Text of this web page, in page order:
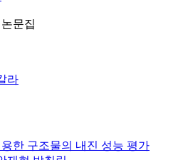
문집
라
한 구조물의 내진 성능 평가